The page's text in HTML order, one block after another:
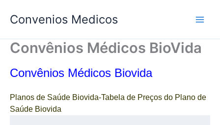
para
conteúdo
Convenios Medicos
Convênios Médicos BioVida
Convênios Médicos Biovida
Planos de Saúde Biovida-Tabela de Preços do Plano de
Saúde Biovida